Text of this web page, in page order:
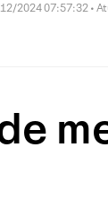
2024 07:57:32 •